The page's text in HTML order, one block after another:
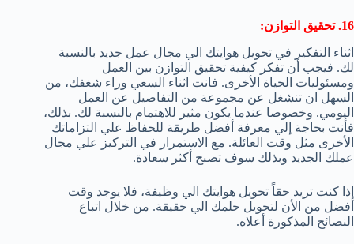
16. تحقيق التوازن:
اثناء التفكير في تحويل هوايتك الي مجال عمل جديد بالنسبة
لك. فيجب أن تفكر كيفية تحقيق التوازن بين العمل
ومسئوليات الحياة الأخرى. فانت اثناء السعي وراء شغفك، من
السهل ان تنشغل عن مجموعة من التفاصيل عن العمل
اليومي. وخصوصا عندما يكون مثير للاهتمام بالنسبة لك. بذلك،
فأنت بحاجة إلي معرفة أفضل طريقة للحفاظ علي التزاماتك
الأخرى مثل وقت العائلة. مع الاستمرار في التركيز علي مجال
عملك الجديد وبذلك سوف تصبح أكثر سعادة.
إذا كنت تريد حقاً تحويل هوايتك الي وظيفة، فلا يوجد وقت
أفضل من الأن لتحويل حلمك الي حقيقة. من خلال اتباع
النصائح المذكورة أعلاه.